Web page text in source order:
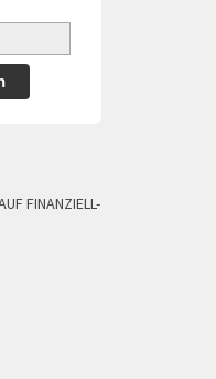
FINANZIELL-